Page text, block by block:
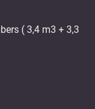
( 3,4 m3 + 3,3